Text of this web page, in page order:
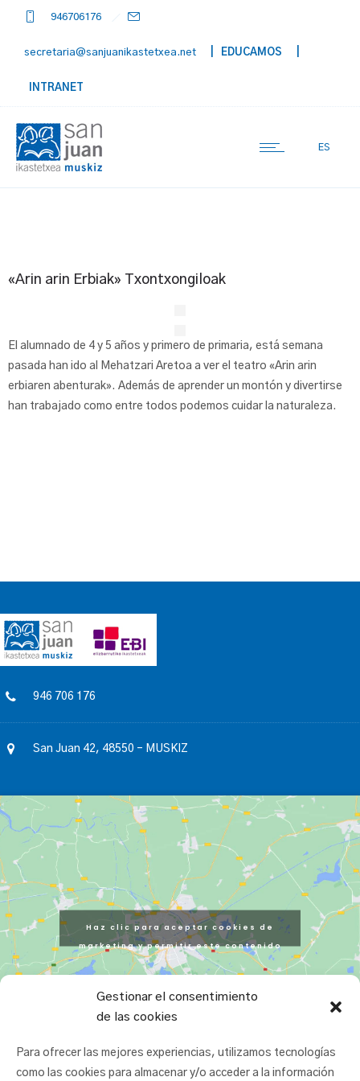
Gestionar el consentimiento
de las cookies
Para ofrecer las mejores experiencias, utilizamos tecnologías
como las cookies para almacenar y/o acceder a la información
946706176
secretaria@sanjuanikastetxea.net | EDUCAMOS
INTRANET
ES
«Arin arin Erbiak» Txontxongiloak
El alumnado de 4 y 5 años y primero de primaria, está semana
pasada han ido al Mehatzari Aretoa a ver el teatro «Arin arin
erbiaren abenturak». Además de aprender un montón y divertirse
han trabajado como entre todos podemos cuidar la naturaleza.
946 706 176
San Juan 42, 48550 – MUSKIZ
Haz clic para aceptar cookies de
marketing y permitir este contenido